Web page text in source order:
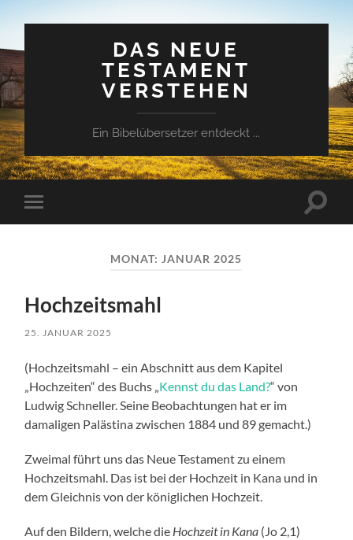
DAS NEUE
TESTAMENT
VERSTEHEN
Ein Bibelübersetzer entdeckt ...
Mobile-
Menü
MONAT: JANUAR 2025
Hochzeitsmahl
25. JANUAR 2025
(Hochzeitsmahl – ein Abschnitt aus dem Kapitel
„Hochzeiten“ des Buchs „Kennst du das Land?“ von
Ludwig Schneller. Seine Beobachtungen hat er im
damaligen Palästina zwischen 1884 und 89 gemacht.)
Zweimal führt uns das Neue Testament zu einem
Hochzeitsmahl. Das ist bei der Hochzeit in Kana und in
dem Gleichnis von der königlichen Hochzeit.
Auf den Bildern, welche die Hochzeit in Kana (Jo 2,1)